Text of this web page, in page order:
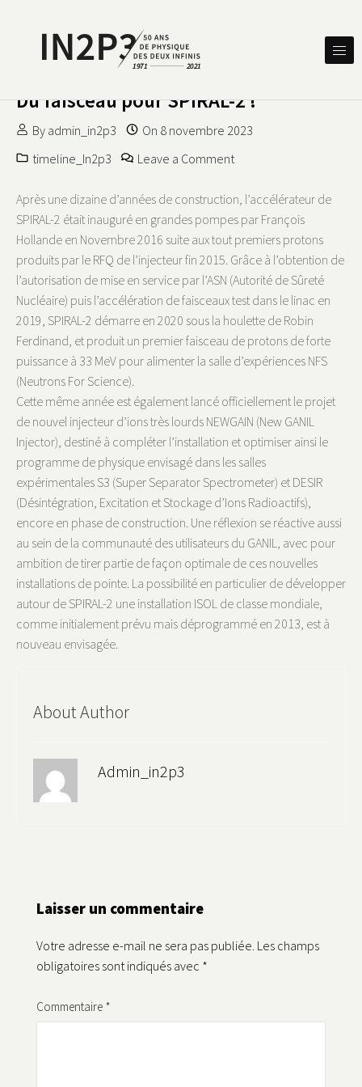
IN2P3 50 ANS DE PHYSIQUE
Du faisceau pour SPIRAL-2 !
By admin_in2p3 On 8 novembre 2023
timeline_In2p3
Leave a Commenton Du faisceau pour
Après une dizaine d’années de construction, l’accélérateur de
SPIRAL-2 était inauguré en grandes pompes par François
Hollande en Novembre 2016 suite aux tout premiers protons
produits par le RFQ de l’injecteur fin 2015. Grâce à l’obtention de
l’autorisation de mise en service par l’ASN (Autorité de Sûreté
Nucléaire) puis l’accélération de faisceaux test dans le linac en
2019, SPIRAL-2 démarre en 2020 sous la houlette de Robin
Ferdinand, et produit un premier faisceau de protons de forte
puissance à 33 MeV pour alimenter la salle d’expériences NFS
(Neutrons For Science).
Cette même année est également lancé officiellement le projet
de nouvel injecteur d’ions très lourds NEWGAIN (New GANIL
Injector), destiné à compléter l’installation et optimiser ainsi le
programme de physique envisagé dans les salles
expérimentales S3 (Super Separator Spectrometer) et DESIR
(Désintégration, Excitation et Stockage d’Ions Radioactifs),
encore en phase de construction. Une réflexion se réactive aussi
au sein de la communauté des utilisateurs du GANIL, avec pour
ambition de tirer partie de façon optimale de ces nouvelles
installations de pointe. La possibilité en particulier de développer
autour de SPIRAL-2 une installation ISOL de classe mondiale,
comme initialement prévu mais déprogrammé en 2013, est à
nouveau envisagée.
About Author
Admin_in2p3
Laisser un commentaire
Votre adresse e-mail ne sera pas publiée. Les champs
obligatoires sont indiqués avec *
Commentaire *